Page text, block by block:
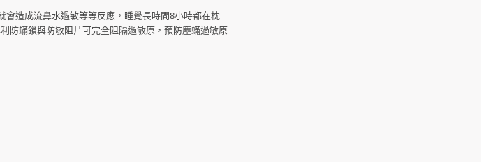
造成流鼻水過敏等等反應，睡覺長時間8小時都在枕
防蟎鎖與防敏阻片可完全阻隔過敏原，預防塵蟎過敏原